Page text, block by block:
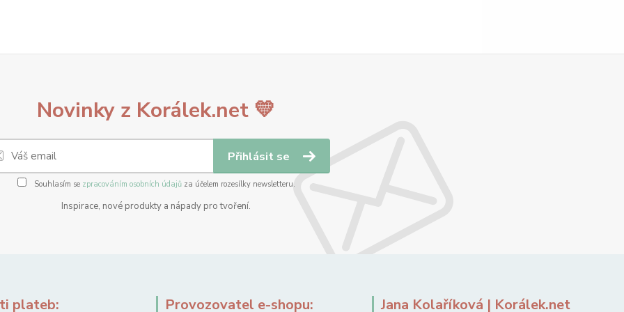
Novinky z Korálek.net 💛
Přihlásit se
Souhlasím se zpracováním osobních údajůza účelem rozesílky newsletteru.
Inspirace, nové produkty a nápady pro tvoření.
plateb: Provozovatel e-shopu: Jana Kolaříková | Korálek.net